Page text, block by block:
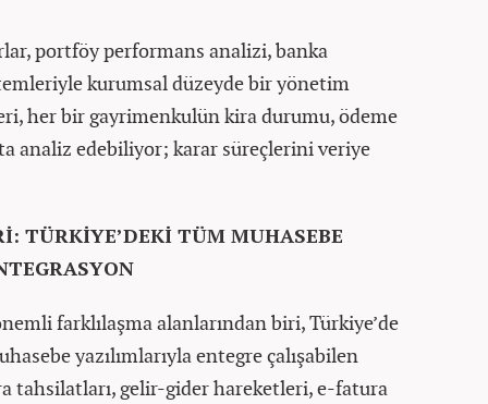
portföy performans analizi, banka
kurumsal düzeyde bir yönetim
her bir gayrimenkulün kira durumu, ödeme
analiz edebiliyor; karar süreçlerini veriye
TÜRKİYE’DEKİ TÜM MUHASEBE
farklılaşma alanlarından biri, Türkiye’de
yazılımlarıyla entegre çalışabilen
tahsilatları, gelir-gider hareketleri, e-fatura